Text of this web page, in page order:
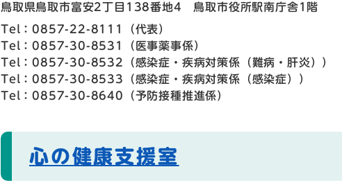
鳥取県鳥取市富安2丁目138番地4 鳥取市役所駅南庁舎1階
Tel：0857-22-8111
（代表）
Tel：0857-30-8531
（ 医事薬事係）
Tel：0857-30-8532
（感染症・疾病対策係（難病・肝炎） ）
Tel：0857-30-8533
（感染症・疾病対策係（感染症）
）
Tel：0857-30-8640
（予防接種推進係）
心の健康支援室